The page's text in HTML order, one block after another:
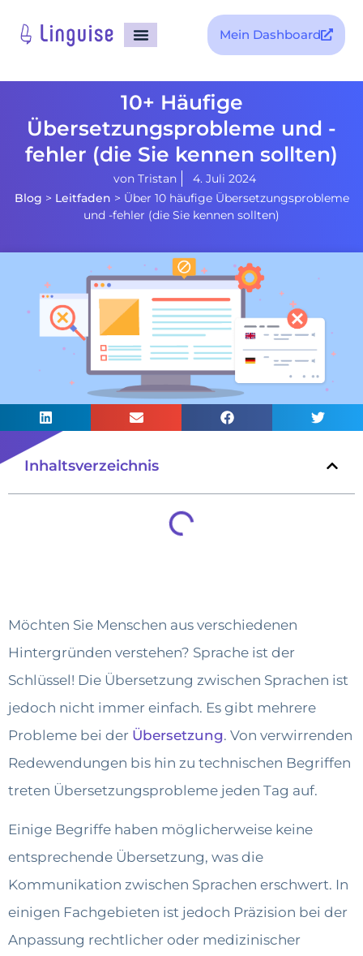
Mein Dashboard
10+ Häufige
Übersetzungsprobleme und -
fehler (die Sie kennen sollten)
von Tristan
4. Juli 2024
Blog > Leitfaden > Über 10 häufige Übersetzungsprobleme
und -fehler (die Sie kennen sollten)
Inhaltsverzeichnis
Möchten Sie Menschen aus verschiedenen
Hintergründen verstehen? Sprache ist der
Schlüssel! Die Übersetzung zwischen Sprachen ist
jedoch nicht immer einfach. Es gibt mehrere
Probleme bei der Übersetzung. Von verwirrenden
Redewendungen bis hin zu technischen Begriffen
treten Übersetzungsprobleme jeden Tag auf.
Einige Begriffe haben möglicherweise keine
entsprechende Übersetzung, was die
Kommunikation zwischen Sprachen erschwert. In
einigen Fachgebieten ist jedoch Präzision bei der
Anpassung rechtlicher oder medizinischer